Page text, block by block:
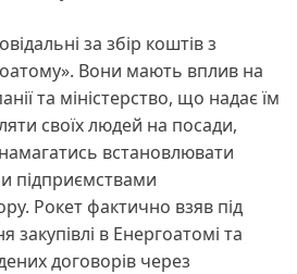
за збір коштів з
Вони мають вплив на
та міністерство, що надає їм
своїх людей на посади,
встановлювати
підприємствами
Рокет фактично взяв під
в Енергоатомі та
договорів через